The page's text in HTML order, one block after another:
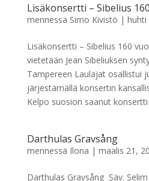
Lisäkonsertti – Sibelius
mennessä Simo Kivistö | huhti
Lisäkonsertti – Sibelius 160
vietetään Jean Sibeliuksen
Tampereen Laulajat osallistui
järjestämällä konsertin
Kelpo suosion saanut
Darthulas Gravsång
mennessä Ilona | maalis 21,
Darthulas Gravsång Säv.